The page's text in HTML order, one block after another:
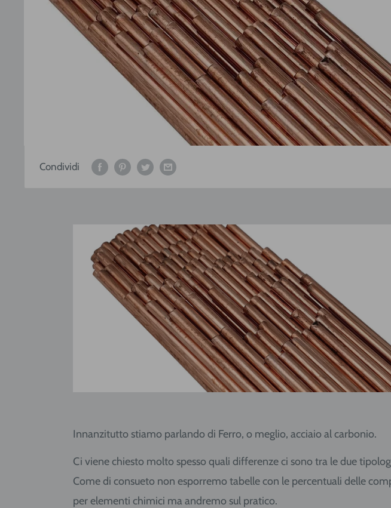
Condividi
Innanzitutto stiamo parlando di Ferro, o meglio, acciaio al carbonio.
Ci viene chiesto molto spesso quali differenze ci sono tra le due
Come di consueto non esporremo tabelle con le percentuali delle
per elementi chimici ma andremo sul pratico.